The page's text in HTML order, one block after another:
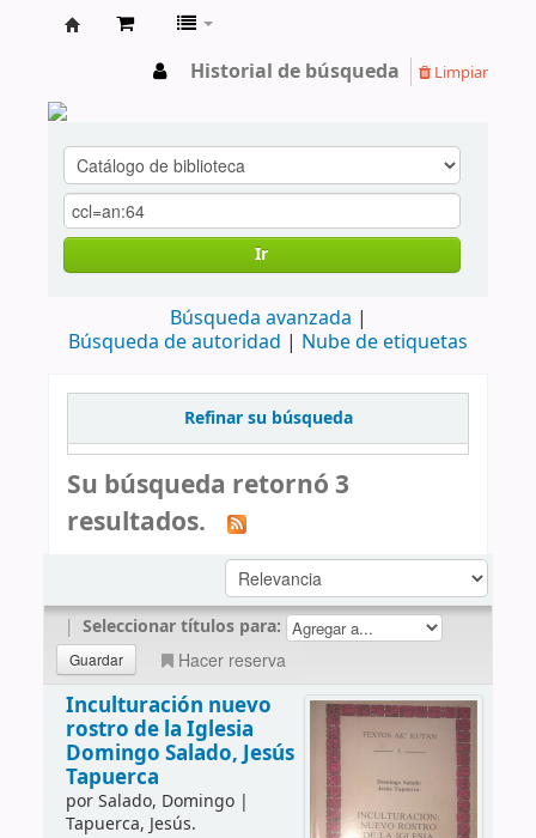
Historial de búsqueda Limpiar
Ir
Búsqueda avanzada
Búsqueda de autoridad
Nube de etiquetas
Refinar su búsqueda
Su búsqueda retornó 3
resultados.
| Seleccionar títulos para:
Hacer reserva
Inculturación nuevo
rostro de la Iglesia
Domingo Salado, Jesús
Tapuerca
porSalado, Domingo|
Tapuerca, Jesús.